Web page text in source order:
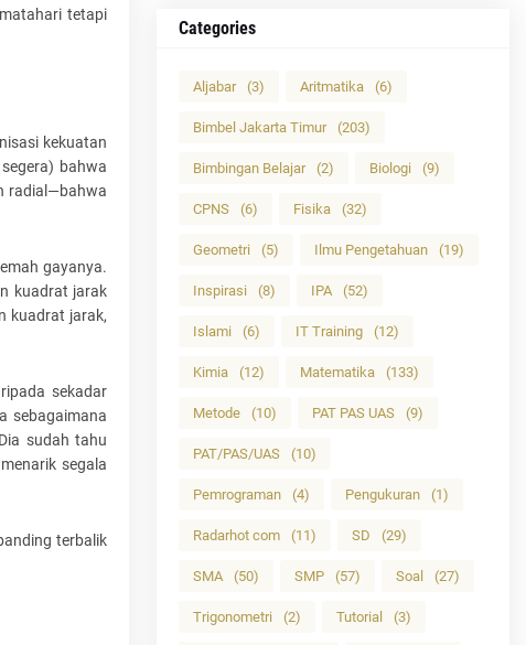
tetapi
kekuatan
bahwa
radial—bahwa
gayanya.
kuadrat jarak
kuadrat jarak,
sekadar
sebagaimana
sudah tahu
segala
terbalik
Categories
Aljabar (3) Aritmatika (6)
Bimbel Jakarta Timur (203)
Bimbingan Belajar (2) Biologi (9)
CPNS (6) Fisika (32)
Geometri (5) Ilmu Pengetahuan (19)
Inspirasi (8) IPA (52)
Islami (6) IT Training (12)
Kimia (12) Matematika (133)
Metode (10) PAT PAS UAS (9)
PAT/PAS/UAS (10)
Pemrograman (4) Pengukuran (1)
Radarhot com (11) SD (29)
SMA (50) SMP (57) Soal (27)
Trigonometri (2) Tutorial (3)